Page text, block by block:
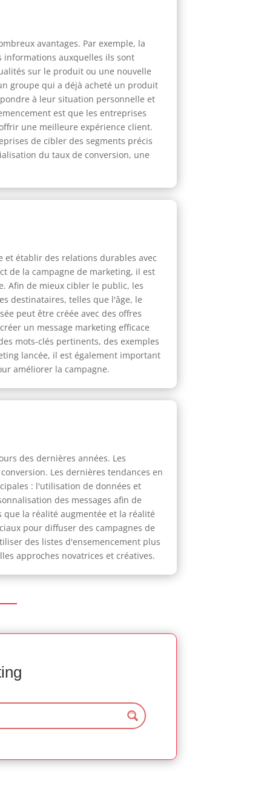
avantages. Par exemple, la
informations auxquelles ils sont
sur le produit ou une nouvelle
groupe qui a déjà acheté un produit
à leur situation personnelle et
est que les entreprises
une meilleure expérience client.
de cibler des segments précis
du taux de conversion, une
établir des relations durables avec
de la campagne de marketing, il est
Afin de mieux cibler le public, les
destinataires, telles que l'âge, le
peut être créée avec des offres
un message marketing efficace
mots-clés pertinents, des exemples
lancée, il est également important
améliorer la campagne.
des dernières années. Les
Les dernières tendances en
: l'utilisation de données et
des messages afin de
la réalité augmentée et la réalité
pour diffuser des campagnes de
des listes d'ensemencement plus
approches novatrices et créatives.